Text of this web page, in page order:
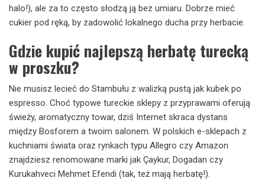
halo!), ale za to często słodzą ją bez umiaru. Dobrze mieć
cukier pod ręką, by zadowolić lokalnego ducha przy herbacie.
Gdzie kupić najlepszą herbatę turecką
w proszku?
Nie musisz lecieć do Stambułu z walizką pustą jak kubek po
espresso. Choć typowe tureckie sklepy z przyprawami oferują
świeży, aromatyczny towar, dziś Internet skraca dystans
między Bosforem a twoim salonem. W polskich e-sklepach z
kuchniami świata oraz rynkach typu Allegro czy Amazon
znajdziesz renomowane marki jak Çaykur, Dogadan czy
Kurukahveci Mehmet Efendi (tak, też mają herbatę!).